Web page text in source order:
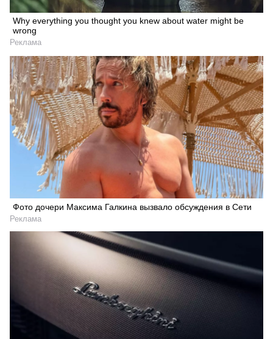
Why everything you thought you knew about water might be
wrong
Реклама
Фото дочери Максима Галкина вызвало обсуждения в Сети
Реклама